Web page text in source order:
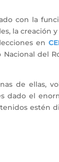
con la
la creación
en
del
de ellas,
dado el
estén